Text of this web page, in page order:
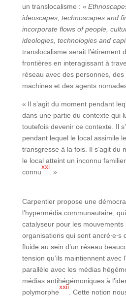
un translocalisme : «
ideoscapes, technoscapes and
incorporate flows of people,
ideologies, technologies and
translocalisme serait l’étirement
frontières en interagissant à
réseau avec des personnes,
machines et des agents
« Il s’agit du moment pendant
dans une partie du contexte qui
toutefois devenir ce contexte. Il
pendant lequel le local assimile
transgresse à la fois. Il s’agit du
le local atteint un inconnu
connu
xxi
. »
Carpentier propose une
l’hypermédia communautaire,
catalyseur pour les mouvements
organisations qui sont ancré⸱e⸱s
fluide au sein d’un réseau
tension qu’ils maintiennent avec
parallèle avec les médias
médias antihégémoniques à
polymorphe
xxii
. Cette notion